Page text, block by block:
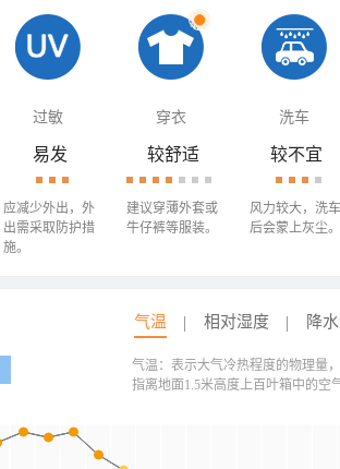
过敏 穿衣 洗车
易发
应减少外出，外
出需采取防护措
施。
较舒适
建议穿薄外套或
牛仔裤等服装。
较不宜
风力较大，洗车
后会蒙上灰尘。
气温 相对湿度 降
气温：表示大气冷热程度的物理量
指离地面1.5米高度上百叶箱中的空